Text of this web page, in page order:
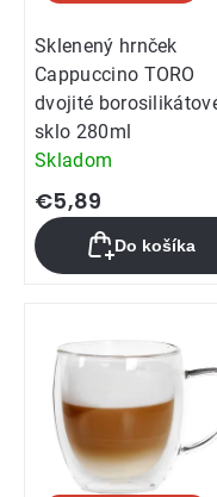
Sklenený hrnček
Cappuccino TORO
dvojité
sklo 280ml
Skladom
€5,89
Do košíka